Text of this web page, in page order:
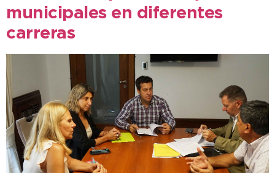
municipales en diferentes
carreras